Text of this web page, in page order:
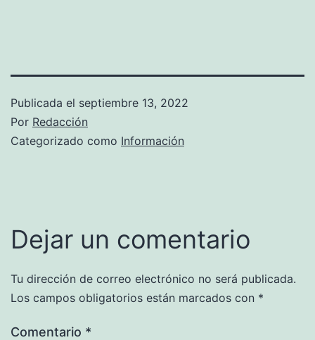
Publicada el septiembre 13, 2022
Por Redacción
Categorizado como Información
Dejar un comentario
Tu dirección de correo electrónico no será publicada.
Los campos obligatorios están marcados con *
Comentario *